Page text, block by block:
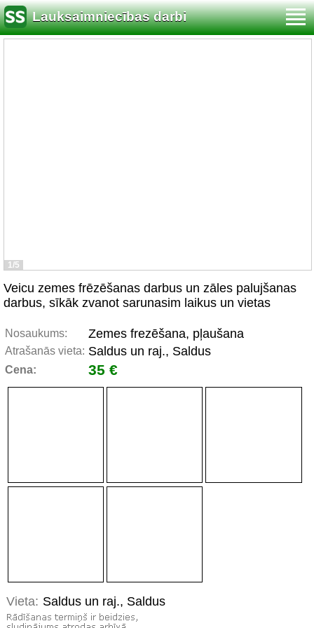
Lauksaimniecības darbi
1/5
Veicu zemes frēzēšanas darbus un zāles palujšanas
darbus, sīkāk zvanot sarunasim laikus un vietas
Nosaukums: Zemes frezēšana, pļaušana
Atrašanās vieta: Saldus un raj., Saldus
Cena: 35 €
Vieta: Saldus un raj., Saldus